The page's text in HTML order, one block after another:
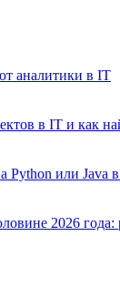
аналитики в IT
в IT и как
Python или
2026